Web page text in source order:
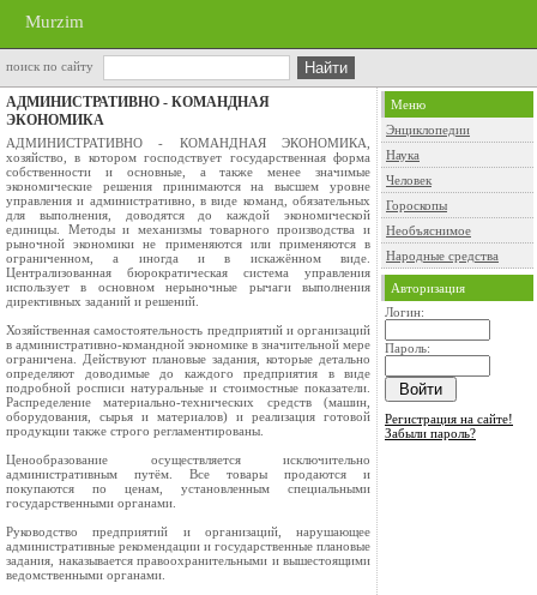
Murzim
поиск по сайту
АДМИНИСТРАТИВНО - КОМАНДНАЯ
ЭКОНОМИКА
АДМИНИСТРАТИВНО - КОМАНДНАЯ ЭКОНОМИКА,
хозяйство, в котором господствует государственная форма
собственности и основные, а также менее значимые
экономические решения принимаются на высшем уровне
управления и административно, в виде команд, обязательных
для выполнения, доводятся до каждой экономической
единицы. Методы и механизмы товарного производства и
рыночной экономики не применяются или применяются в
ограниченном, а иногда и в искажённом виде.
Централизованная бюрократическая система управления
использует в основном нерыночные рычаги выполнения
директивных заданий и решений.
Хозяйственная самостоятельность предприятий и организаций
в административно-командной экономике в значительной мере
ограничена. Действуют плановые задания, которые детально
определяют доводимые до каждого предприятия в виде
подробной росписи натуральные и стоимостные показатели.
Распределение материально-технических средств (машин,
оборудования, сырья и материалов) и реализация готовой
продукции также строго регламентированы.
Ценообразование осуществляется исключительно
административным путём. Все товары продаются и
покупаются по ценам, установленным специальными
государственными органами.
Руководство предприятий и организаций, нарушающее
административные рекомендации и государственные плановые
задания, наказывается правоохранительными и вышестоящими
ведомственными органами.
Меню
Энциклопедии
Наука
Человек
Гороскопы
Необъяснимое
Народные средства
Авторизация
Логин:
Пароль:
Регистрация на сайте!
Забыли пароль?